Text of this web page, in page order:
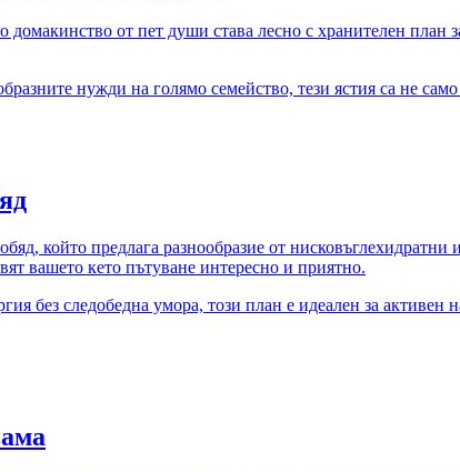
домакинство от пет души става лесно с хранителен
нужди на голямо семейство, тези ястия са не
който предлага разнообразие от
вашето кето пътуване интересно и приятно.
без следобедна умора, този план е идеален за